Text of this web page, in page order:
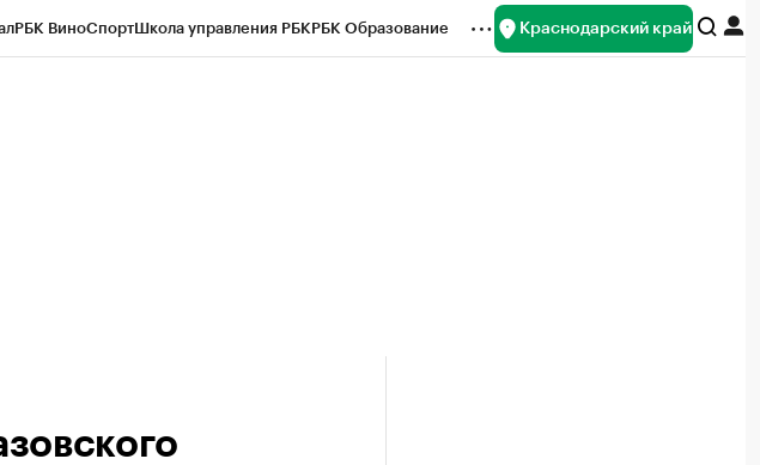
РБК ВиноСпортШкола управления РБКРБК Образование Краснодарский край